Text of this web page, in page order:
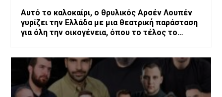
Αυτό το καλοκαίρι, ο θρυλικός Αρσέν Λουπέν
γυρίζει την Ελλάδα με μια θεατρική παράσταση
για όλη την οικογένεια, όπου το τέλος το